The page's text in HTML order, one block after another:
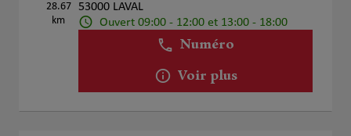
28.67
km
53000 LAVAL
Ouvert 09:00 - 12:00 et 13:00 - 18:00
Numéro
Voir plus